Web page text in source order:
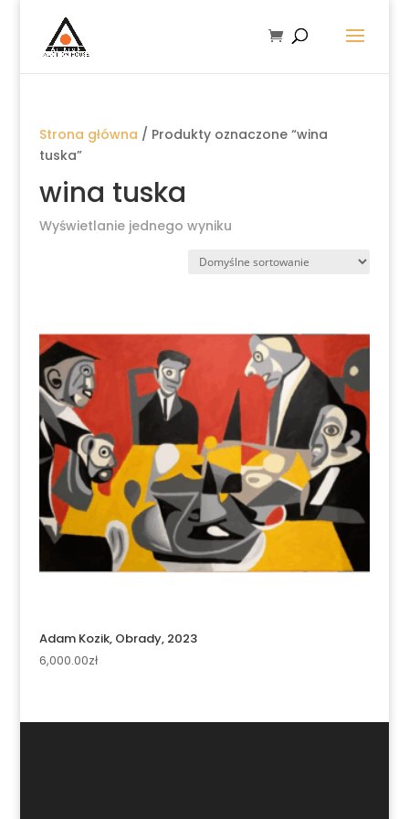
Strona główna / Produkty oznaczone “wina
tuska”
wina tuska
Wyświetlanie jednego wyniku
Adam Kozik, Obrady, 2023
6,000.00zł